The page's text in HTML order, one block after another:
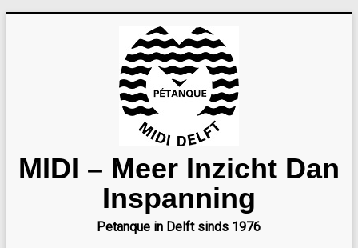
MIDI – Meer Inzicht Dan
Inspanning
Petanque in Delft sinds 1976